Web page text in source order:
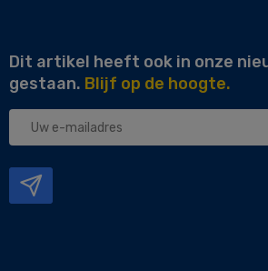
Dit artikel heeft ook in onze
gestaan. Blijf op de hoogte.
Uw